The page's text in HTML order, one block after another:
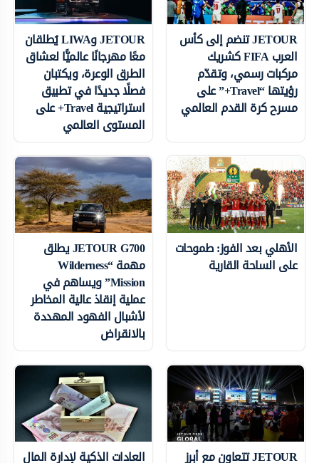
JETOUR تنضم إلى كأس
العرب FIFA كشريك
مركبات رسمي، وتقدّم
رؤيتها “Travel+” على
مسرح كرة القدم العالمي
JETOUR وLIWA يُطلقان
معًا مهرجانًا عالميًّا لعشاق
الطرق الوعرة، ويكتبان
فصلًا جديدًا في تطبيق
استراتيجية Travel+ على
المستوى العالمي
الأهلي بعد الفوز: طموحات
على الساحة القارية
JETOUR G700 يطلق
مهمة “Wilderness
Mission” ويساهم في
عملية إنقاذ عالية المخاطر
لأشبال الفهود المهددة
بالانقراض
JETOUR تتعاون مع أبرز العادات الذكية لإدارة المال